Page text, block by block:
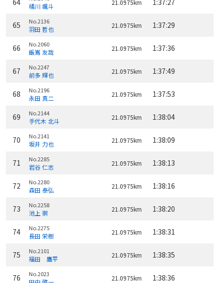
64 橘川 颯斗 21.0975km 1:37:27
65 No.2136
羽田 哲也 21.0975km 1:37:29
66 No.2060
飯嶌 友哉 21.0975km 1:37:36
67 No.2247
前多 輝也 21.0975km 1:37:49
68 No.2196
永田 真二 21.0975km 1:37:53
69 No.2144
手代木 北斗 21.0975km 1:38:04
70 No.2141
坂井 力也 21.0975km 1:38:09
71 No.2285
岩谷 仁志 21.0975km 1:38:13
72 No.2280
森田 泰弘 21.0975km 1:38:16
73 No.2258
池上 崇 21.0975km 1:38:20
74 No.2275
長田 栄樹 21.0975km 1:38:31
75 No.2101
福田 鷹平 21.0975km 1:38:35
76 No.2023 21.0975km 1:38:36